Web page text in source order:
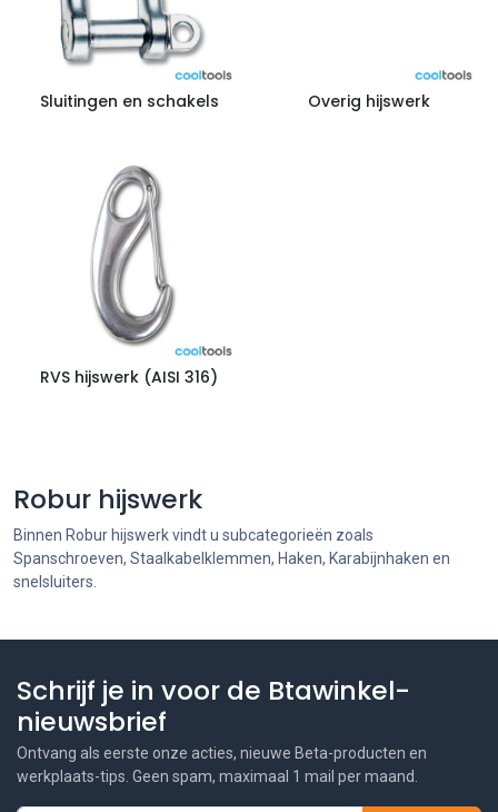
Sluitingen en schakels Overig hijswerk
RVS hijswerk (AISI 316)
Robur hijswerk
Binnen Robur hijswerk vindt u subcategorieën zoals
Spanschroeven, Staalkabelklemmen, Haken, Karabijnhaken en
snelsluiters.
Schrijf je in voor de Btawinkel-
nieuwsbrief
Ontvang als eerste onze acties, nieuwe Beta-producten en
werkplaats-tips. Geen spam, maximaal 1 mail per maand.